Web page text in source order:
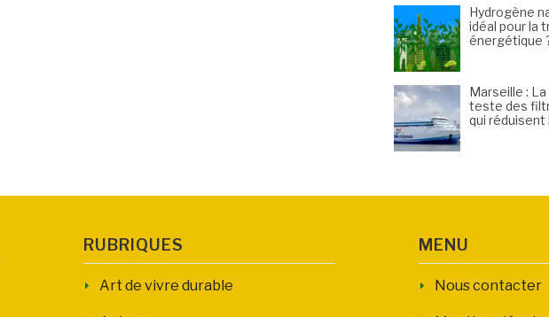
Hydrogène
idéal pour la
énergétique
Marseille :
teste des
qui réduisent
RUBRIQUES
Art de vivre durable
MENU
Nous contacter